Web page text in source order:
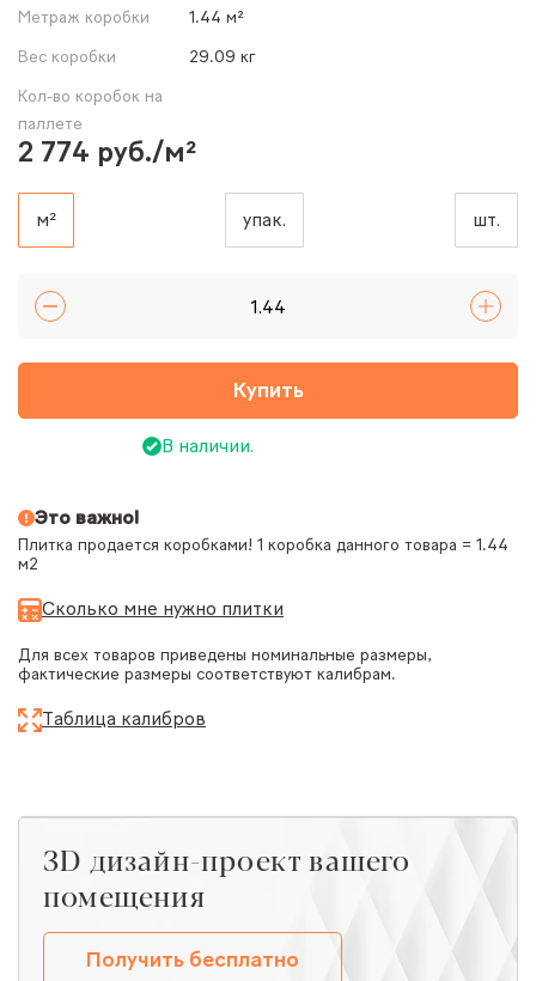
Метраж коробки
1.44 м²
Вес коробки
29.09 кг
Кол-во коробок на
паллете
2 774 руб./м²
м² упак. шт.
Купить
В наличии.
Это важно!
Плитка продается коробками! 1 коробка данного товара = 1.44
м2
Сколько мне нужно плитки
Для всех товаров приведены номинальные размеры,
фактические размеры соответствуют калибрам.
Таблица калибров
ЗD дизайн-проект вашего
помещения
Получить бесплатно